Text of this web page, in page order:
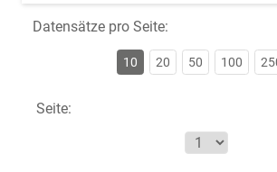
Datensätze pro Seite:
10 20 50 100
Seite: